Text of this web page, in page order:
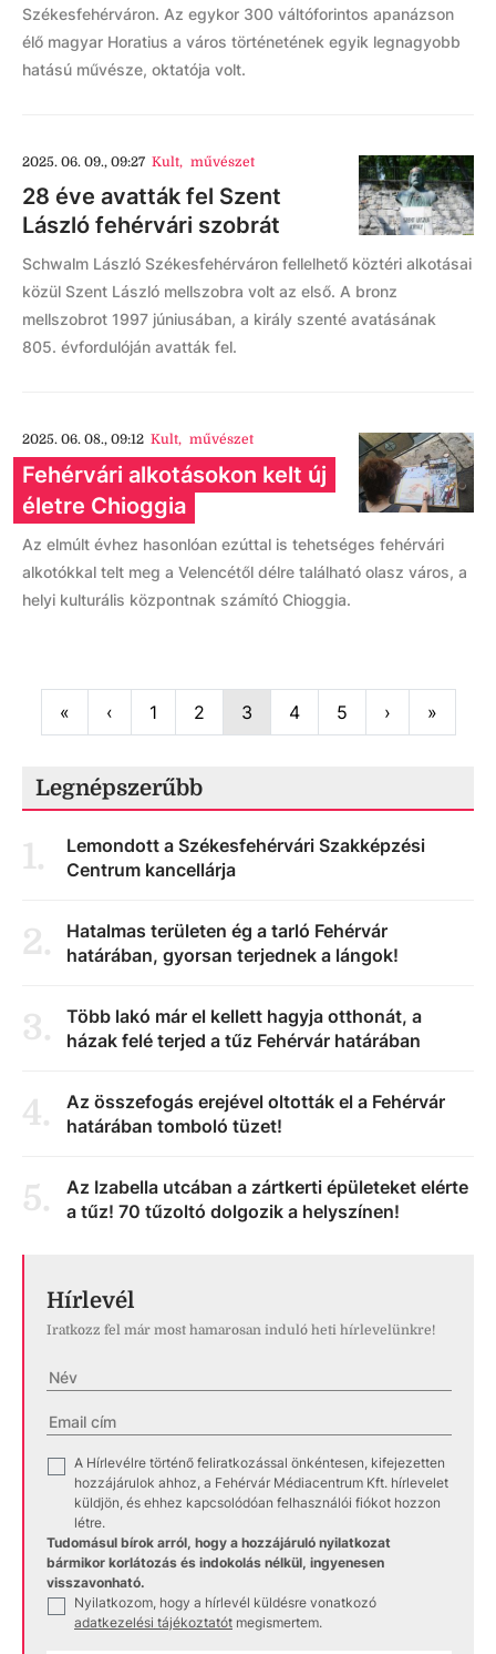
Székesfehérváron. Az egykor 300 váltóforintos apanázson
élő magyar Horatius a város történetének egyik legnagyobb
hatású művésze, oktatója volt.
2025. 06. 09., 09:27 Kult, művészet
28 éve avatták fel Szent
László fehérvári szobrát
Schwalm László Székesfehérváron fellelhető köztéri alkotásai
közül Szent László mellszobra volt az első. A bronz
mellszobrot 1997 júniusában, a király szenté avatásának
805. évfordulóján avatták fel.
2025. 06. 08., 09:12 Kult, művészet
Fehérvári alkotásokon kelt új
életre Chioggia
Az elmúlt évhez hasonlóan ezúttal is tehetséges fehérvári
alkotókkal telt meg a Velencétől délre található olasz város, a
helyi kulturális központnak számító Chioggia.
«First ‹Previous
1 2 3 4 5 ›Next»Last
Legnépszerűbb
1.
Lemondott a Székesfehérvári Szakképzési
Centrum kancellárja
2.
Hatalmas területen ég a tarló Fehérvár
határában, gyorsan terjednek a lángok!
3.
Több lakó már el kellett hagyja otthonát, a
házak felé terjed a tűz Fehérvár határában
4.
Az összefogás erejével oltották el a Fehérvár
határában tomboló tüzet!
5.
Az Izabella utcában a zártkerti épületeket elérte
a tűz! 70 tűzoltó dolgozik a helyszínen!
Hírlevél
Iratkozz fel már most hamarosan induló heti hírlevelünkre!
A Hírlevélre történő feliratkozással önkéntesen, kifejezetten
hozzájárulok ahhoz, a Fehérvár Médiacentrum Kft. hírlevelet
küldjön, és ehhez kapcsolódóan felhasználói fiókot hozzon
létre.
Tudomásul bírok arról, hogy a hozzájáruló nyilatkozat
bármikor korlátozás és indokolás nélkül, ingyenesen
visszavonható.
Nyilatkozom, hogy a hírlevél küldésre vonatkozó
adatkezelési tájékoztatót megismertem.